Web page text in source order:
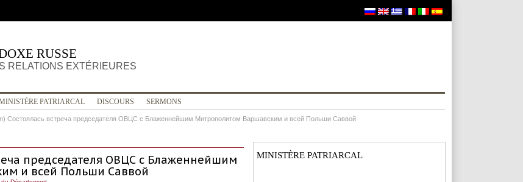
RUSSE
RELATIONS EXTÉRIEURES
PATRIARCAL DISCOURS SERMONS
Состоялась встреча председателя ОВЦС с Блаженнейшим Митрополитом Варшавским и всей Польши Саввой
председателя ОВЦС с Блаженнейшим
и всей Польши Саввой
MINISTÈRE PATRIARCAL